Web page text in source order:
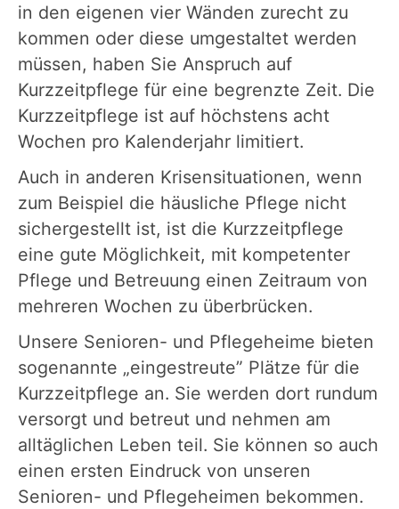
in den eigenen vier Wänden zurecht zu
kommen oder diese umgestaltet werden
müssen, haben Sie Anspruch auf
Kurzzeitpflege für eine begrenzte Zeit. Die
Kurzzeitpflege ist auf höchstens acht
Wochen pro Kalenderjahr limitiert.
Auch in anderen Krisensituationen, wenn
zum Beispiel die häusliche Pflege nicht
sichergestellt ist, ist die Kurzzeitpflege
eine gute Möglichkeit, mit kompetenter
Pflege und Betreuung einen Zeitraum von
mehreren Wochen zu überbrücken.
Unsere Senioren- und Pflegeheime bieten
sogenannte „eingestreute” Plätze für die
Kurzzeitpflege an. Sie werden dort rundum
versorgt und betreut und nehmen am
alltäglichen Leben teil. Sie können so auch
einen ersten Eindruck von unseren
Senioren- und Pflegeheimen bekommen.